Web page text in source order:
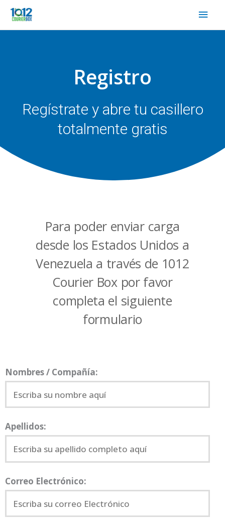
contenido
Registro
Regístrate y abre tu casillero
totalmente gratis
Para poder enviar carga
desde los Estados Unidos a
Venezuela a través de 1012
Courier Box por favor
completa el siguiente
formulario
Nombres / Compañía:
Apellidos:
Correo Electrónico: